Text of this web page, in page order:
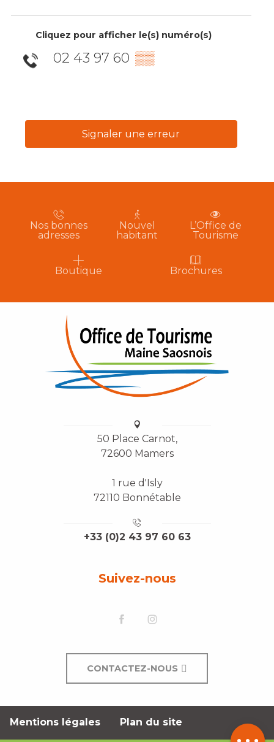
par email
Cliquez pour afficher le(s) numéro(s)
02 43 97 60 ▒▒
Signaler une erreur
Nos bonnes
adresses
Nouvel
habitant
L’Office de
Tourisme
Boutique Brochures
50 Place Carnot,
72600 Mamers
1 rue d'Isly
72110 Bonnétable
+33 (0)2 43 97 60 63
Suivez-nous
CONTACTEZ-NOUS
Mentions légales Plan du site